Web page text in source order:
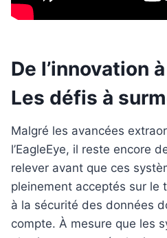
De l’innovation
Les défis à
Malgré les avancées
l’EagleEye, il reste encore
relever avant que ces
pleinement acceptés sur le
à la sécurité des données
compte. À mesure que les